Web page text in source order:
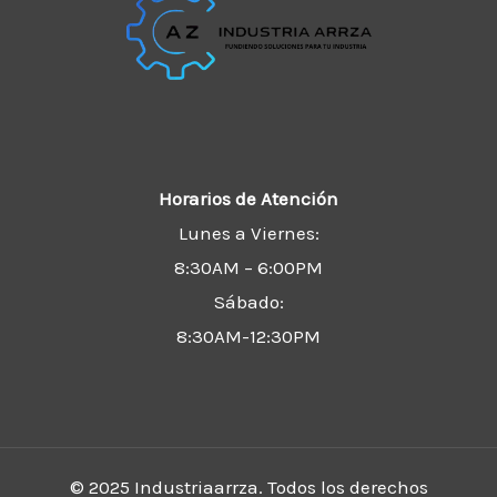
Horarios de Atención
Lunes a Viernes:
8:30AM – 6:00PM
Sábado:
8:30AM-12:30PM
© 2025 Industriaarrza. Todos los derechos